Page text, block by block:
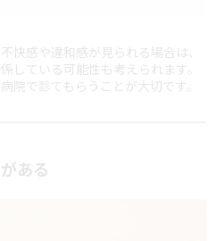
快感や違和感が見られる場合は、
している可能性も考えられます。
院で診てもらうことが大切です。
ある